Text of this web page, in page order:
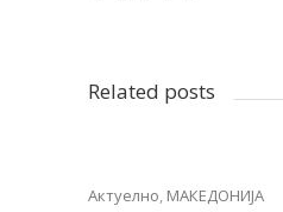
Related posts
Актуелно, МАКЕДОНИЈА